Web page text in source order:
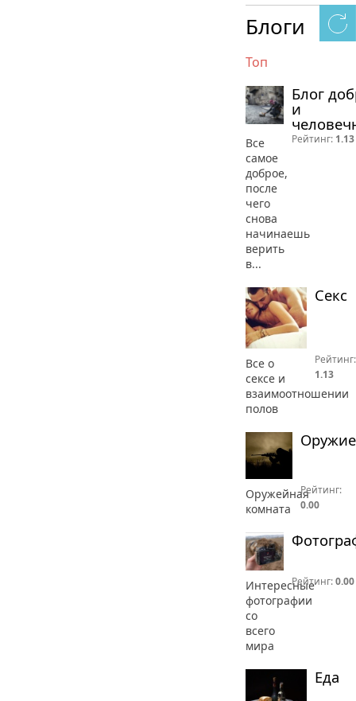
Блоги
Топ
Блог
и
Все
самое
доброе,
после
чего
снова
начинаешь
верить
в...
Рейтинг: 1.13
Секс
Все о
сексе и
взаимоотношении
полов
Рейтинг:
1.13
Оружие
Оружейная
комната
Рейтинг:
0.00
Интересные
фотографии
со
всего
мира
Рейтинг:0.00
Еда